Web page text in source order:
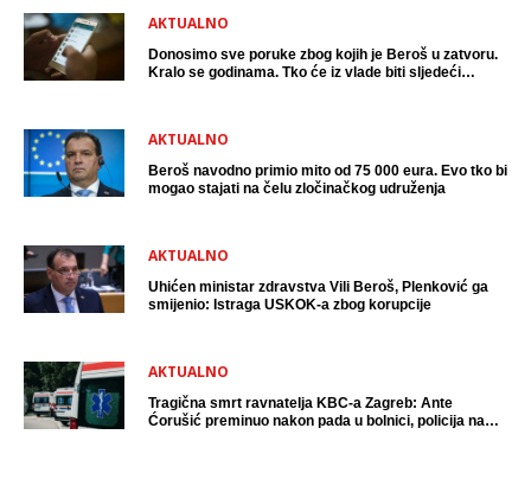
AKTUALNO
Donosimo sve poruke zbog kojih je Beroš u zatvoru.
Kralo se godinama. Tko će iz vlade biti sljedeći
AKTUALNO
Beroš navodno primio mito od 75 000 eura. Evo tko bi
mogao stajati na čelu zločinačkog udruženja
AKTUALNO
Uhićen ministar zdravstva Vili Beroš, Plenković ga
smijenio: Istraga USKOK-a zbog korupcije
AKTUALNO
Tragična smrt ravnatelja KBC-a Zagreb: Ante
Ćorušić preminuo nakon pada u bolnici, policija na